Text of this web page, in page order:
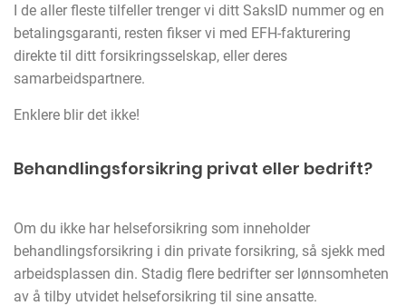
I de aller fleste tilfeller trenger vi ditt SaksID nummer og en
betalingsgaranti, resten fikser vi med EFH-fakturering
direkte til ditt forsikringsselskap, eller deres
samarbeidspartnere.
Enklere blir det ikke!
Behandlingsforsikring privat eller bedrift?
Om du ikke har helseforsikring som inneholder
behandlingsforsikring i din private forsikring, så sjekk med
arbeidsplassen din. Stadig flere bedrifter ser lønnsomheten
av å tilby utvidet helseforsikring til sine ansatte.